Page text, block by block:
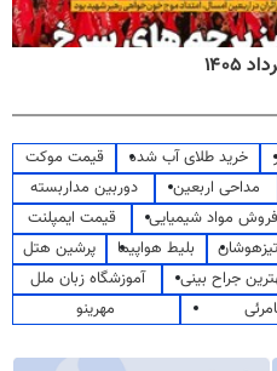
خرید طلای آب شده
قیمت موکت
مداحی اربعین
دوربین مداربسته
فروش مواد شیمیایی
قیمت ایمپلنت
بلیط هواپیما
پرشین هتل
جراح بینی
آموزشگاه زبان ملل
مهرینو